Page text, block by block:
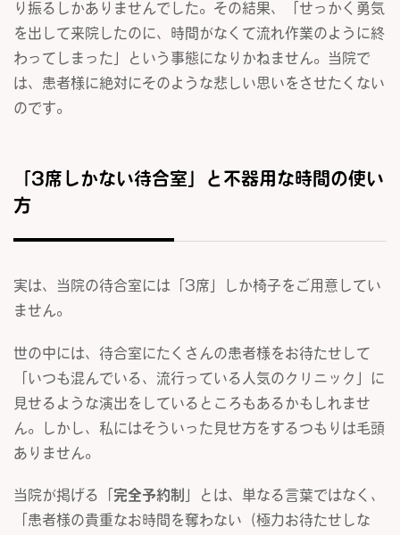
り振るしかありませんでした。その結果、「せっかく勇気
を出して来院したのに、時間がなくて流れ作業のように終
わってしまった」という事態になりかねません。当院で
は、患者様に絶対にそのような悲しい思いをさせたくない
のです。
「3席しかない待合室」と不器用な時間の使い
方
実は、当院の待合室には「3席」しか椅子をご用意してい
ません。
世の中には、待合室にたくさんの患者様をお待たせして
「いつも混んでいる、流行っている人気のクリニック」に
見せるような演出をしているところもあるかもしれませ
ん。しかし、私にはそういった見せ方をするつもりは毛頭
ありません。
当院が掲げる「 完全予約制
」とは、単なる言葉ではなく、
「患者様の貴重なお時間を奪わない（極力お待たせしな